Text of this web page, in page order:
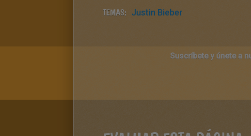
TEMAS: Justin Bieber
Suscríbete y únete a